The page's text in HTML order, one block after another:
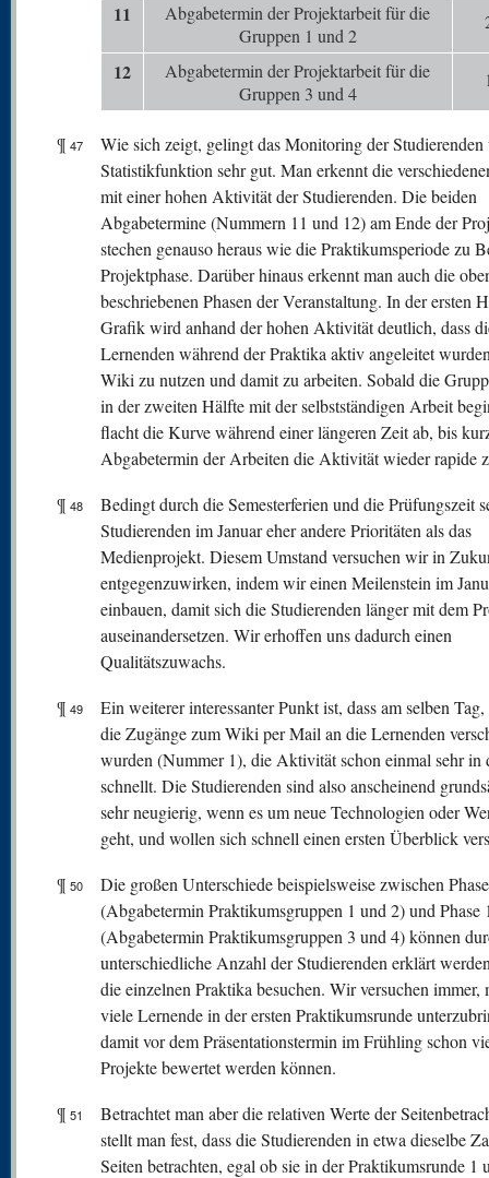
11
Abgabetermin der Projektarbeit für die
Gruppen 1 und 2
12
Abgabetermin der Projektarbeit für die
Gruppen 3 und 4
¶ 47
Wie sich zeigt, gelingt das Monitoring der Studierenden
Statistikfunktion sehr gut. Man erkennt die
mit einer hohen Aktivität der Studierenden. Die beiden
Abgabetermine (Nummern 11 und 12) am Ende der
stechen genauso heraus wie die Praktikumsperiode zu
Projektphase. Darüber hinaus erkennt man auch die
beschriebenen Phasen der Veranstaltung. In der ersten
Grafik wird anhand der hohen Aktivität deutlich, dass
Lernenden während der Praktika aktiv angeleitet
Wiki zu nutzen und damit zu arbeiten. Sobald die
in der zweiten Hälfte mit der selbstständigen Arbeit
flacht die Kurve während einer längeren Zeit ab, bis
Abgabetermin der Arbeiten die Aktivität wieder rapide
¶ 48
Bedingt durch die Semesterferien und die Prüfungszeit
Studierenden im Januar eher andere Prioritäten als das
Medienprojekt. Diesem Umstand versuchen wir in
entgegenzuwirken, indem wir einen Meilenstein im
einbauen, damit sich die Studierenden länger mit dem
auseinandersetzen. Wir erhoffen uns dadurch einen
Qualitätszuwachs.
¶ 49
Ein weiterer interessanter Punkt ist, dass am selben
die Zugänge zum Wiki per Mail an die Lernenden
wurden (Nummer 1), die Aktivität schon einmal sehr in
schnellt. Die Studierenden sind also anscheinend
sehr neugierig, wenn es um neue Technologien oder
geht, und wollen sich schnell einen ersten Überblick
¶ 50
Die großen Unterschiede beispielsweise zwischen
(Abgabetermin Praktikumsgruppen 1 und 2) und Phase
(Abgabetermin Praktikumsgruppen 3 und 4) können
unterschiedliche Anzahl der Studierenden erklärt
die einzelnen Praktika besuchen. Wir versuchen immer,
viele Lernende in der ersten Praktikumsrunde
damit vor dem Präsentationstermin im Frühling schon
Projekte bewertet werden können.
¶ 51
Betrachtet man aber die relativen Werte der
stellt man fest, dass die Studierenden in etwa dieselbe
Seiten betrachten, egal ob sie in der Praktikumsrunde 1